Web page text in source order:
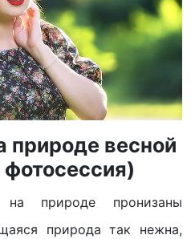
природе весной
природе пронизаны
природа так нежна,